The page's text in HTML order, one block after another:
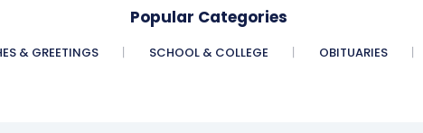
Popular Categories
& GREETINGS SCHOOL & COLLEGE OBITUARIES